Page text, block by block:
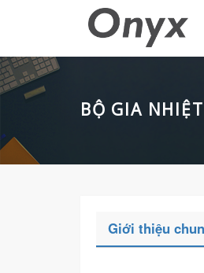
BỘ GIA
Giới thiệu